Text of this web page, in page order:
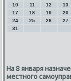
10
11 12 13
17
18 19 20
24
25 26 27
31
На 8 января
местного